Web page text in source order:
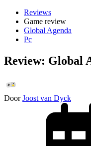
Reviews
Game review
Global Agenda
Pc
Review: Global
Door Joost van Dyck